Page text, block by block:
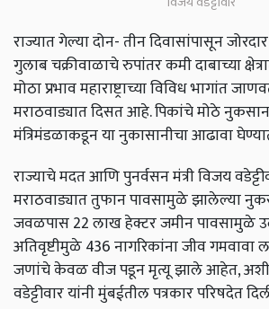
राज्यात गेल्या दोन- तीन दिवासांपासून
गुलाब चक्रीवाळाचे रुपांतर कमी दाबाच्या
मोठा प्रभाव महाराष्ट्राच्या विविध भागांत
मराठवाड्यात दिसत आहे. पिकांचे मोठे
मंत्रिमंडळाकडून या नुकासानीचा आढावा
राज्याचे मदत आणि पुनर्वसन मंत्री विजय
मराठवाड्यात तुफान पावसामुळे झालेल्या
जवळपास 22 लाख हेक्टर जमीन पावसामुळे
अतिवृष्टीमुळे 436 नागरिकांना जीव
जणांचे केवळ वीज पडून मृत्यू झाले आहेत, अशी
वडेट्टीवार यांनी मुंबईतील पत्रकार परिषदेत